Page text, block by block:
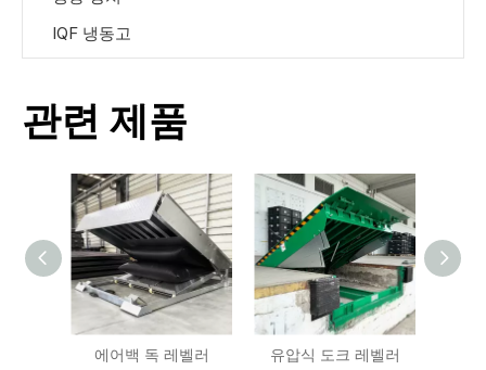
IQF 냉동고
관련 제품
에어백 독 레벨러 유압식 도크 레벨러